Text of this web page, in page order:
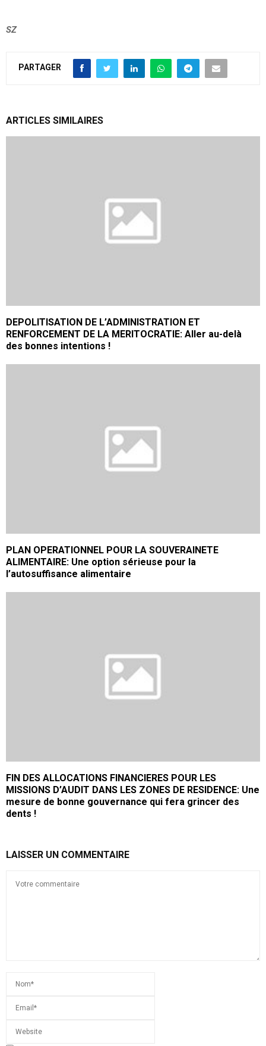
SZ
PARTAGER
ARTICLES SIMILAIRES
DEPOLITISATION DE L’ADMINISTRATION ET
RENFORCEMENT DE LA MERITOCRATIE: Aller au-delà
des bonnes intentions !
PLAN OPERATIONNEL POUR LA SOUVERAINETE
ALIMENTAIRE: Une option sérieuse pour la
l’autosuffisance alimentaire
FIN DES ALLOCATIONS FINANCIERES POUR LES
MISSIONS D’AUDIT DANS LES ZONES DE RESIDENCE: Une
mesure de bonne gouvernance qui fera grincer des
dents !
LAISSER UN COMMENTAIRE